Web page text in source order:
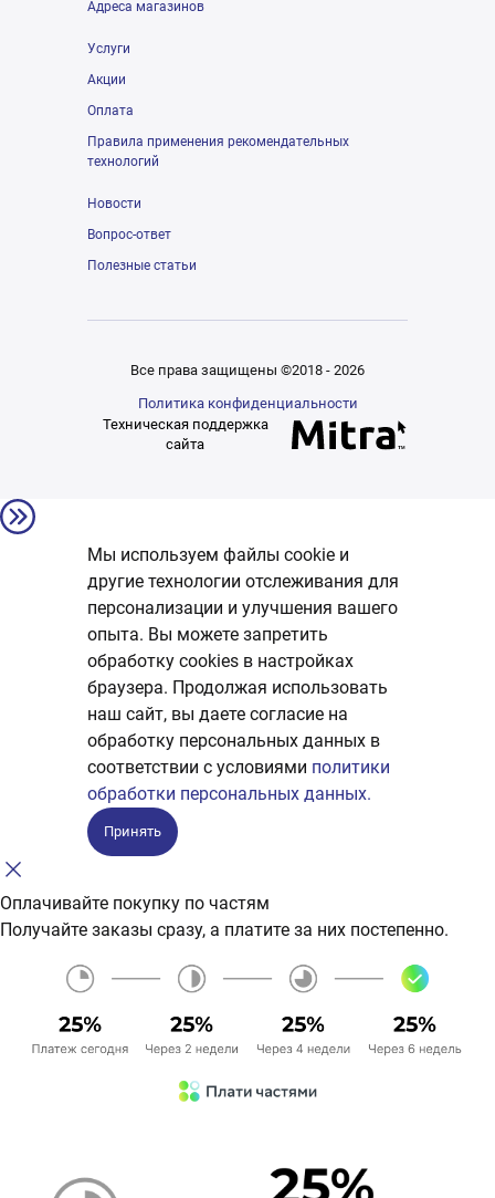
Адреса магазинов
Услуги
Акции
Оплата
Правила применения рекомендательных
технологий
Новости
Вопрос-ответ
Полезные статьи
Все права защищены ©2018 - 2026
Политика конфиденциальности
Техническая поддержка
сайта
Мы используем файлы cookie и
другие технологии отслеживания для
персонализации и улучшения вашего
опыта. Вы можете запретить
обработку сookies в настройках
браузера. Продолжая использовать
наш сайт, вы даете согласие на
обработку персональных данных в
соответствии с условиями политики
обработки персональных данных.
Принять
Оплачивайте покупку по частям
Получайте заказы сразу, а платите за них постепенно.